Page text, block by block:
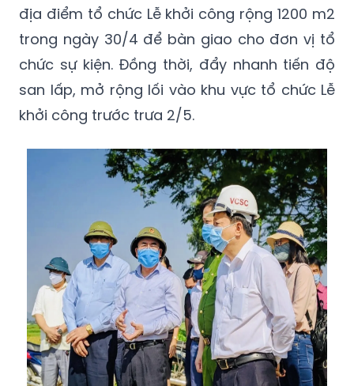
địa điểm tổ chức Lễ khởi công rộng 1200 m2
trong ngày 30/4 để bàn giao cho đơn vị tổ
chức sự kiện. Đồng thời, đẩy nhanh tiến độ
san lấp, mở rộng lối vào khu vực tổ chức Lễ
khởi công trước trưa 2/5.